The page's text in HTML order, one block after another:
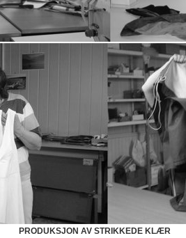
PRODUKSJON AV STRIKKEDE KLÆR